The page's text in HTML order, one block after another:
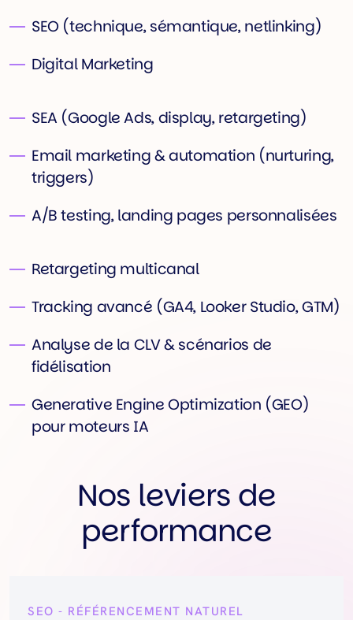
SEO (technique, sémantique, netlinking)
Digital Marketing
SEA (Google Ads, display, retargeting)
Email marketing & automation (nurturing,
triggers)
A/B testing, landing pages personnalisées
Retargeting multicanal
Tracking avancé (GA4, Looker Studio, GTM)
Analyse de la CLV & scénarios de
fidélisation
Generative Engine Optimization (GEO)
pour moteurs IA
Nos leviers de
performance
SEO - RÉFÉRENCEMENT NATUREL